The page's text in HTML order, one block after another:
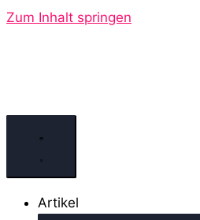
Zum Inhalt springen
Artikel